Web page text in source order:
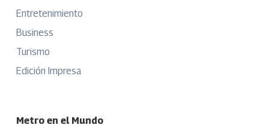
Entretenimiento
Business
Turismo
Edición Impresa
Metro en el Mundo